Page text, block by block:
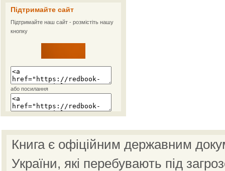
Підтримайте сайт
Підтримайте наш сайт - розмістіть нашу
кнопку
або посилання
Книга є офіційним державним
України, які перебувають під